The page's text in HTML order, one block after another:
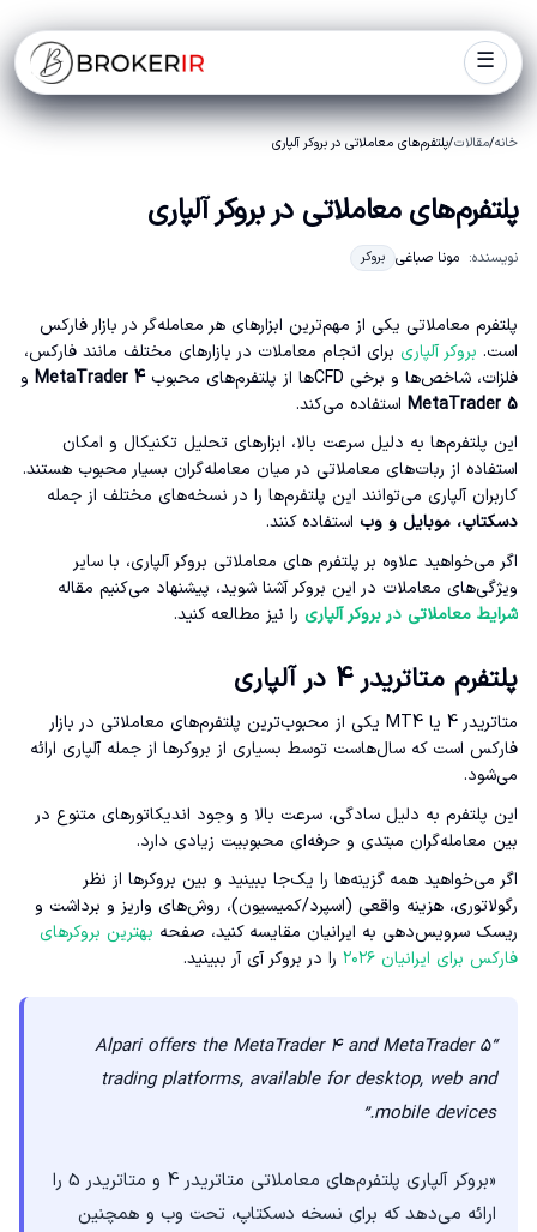
☰
خانه/مقالات/پلتفرم‌های معاملاتی در بروکر آلپاری
پلتفرم‌های معاملاتی در بروکر آلپاری
نویسنده: مونا صباغی بروکر
پلتفرم معاملاتی یکی از مهم‌ترین ابزارهای هر معامله‌گر در بازار فارکس
است. بروکر آلپاری برای انجام معاملات در بازارهای مختلف مانند فارکس،
فلزات، شاخص‌ها و برخی CFDها از پلتفرم‌های محبوب
MetaTrader 4 و
MetaTrader 5 استفاده می‌کند.
این پلتفرم‌ها به دلیل سرعت بالا، ابزارهای تحلیل تکنیکال و امکان
استفاده از ربات‌های معاملاتی در میان معامله‌گران بسیار محبوب هستند.
کاربران آلپاری می‌توانند این پلتفرم‌ها را در نسخه‌های مختلف از جمله
دسکتاپ، موبایل و وب استفاده کنند.
اگر می‌خواهید علاوه بر پلتفرم های معاملاتی بروکر آلپاری، با سایر
ویژگی‌های معاملات در این بروکر آشنا شوید، پیشنهاد می‌کنیم مقاله
شرایط معاملاتی در بروکر آلپاری را نیز مطالعه کنید.
پلتفرم متاتریدر 4 در آلپاری
متاتریدر 4 یا MT4 یکی از محبوب‌ترین پلتفرم‌های معاملاتی در بازار
فارکس است که سال‌هاست توسط بسیاری از بروکرها از جمله آلپاری ارائه
می‌شود.
این پلتفرم به دلیل سادگی، سرعت بالا و وجود اندیکاتورهای متنوع در
بین معامله‌گران مبتدی و حرفه‌ای محبوبیت زیادی دارد.
اگر می‌خواهید همه گزینه‌ها را یک‌جا ببینید و بین بروکرها از نظر
رگولاتوری، هزینه واقعی (اسپرد/کمیسیون)، روش‌های واریز و برداشت و
ریسک سرویس‌دهی به ایرانیان مقایسه کنید، صفحه بهترین بروکرهای
فارکس برای ایرانیان ۲۰۲۶
را در بروکر آی آر ببینید.
“Alpari offers the MetaTrader 4 and MetaTrader 5
trading platforms, available for desktop, web and
mobile devices.”
«بروکر آلپاری پلتفرم‌های معاملاتی متاتریدر 4 و متاتریدر 5 را
ارائه می‌دهد که برای نسخه دسکتاپ، تحت وب و همچنین